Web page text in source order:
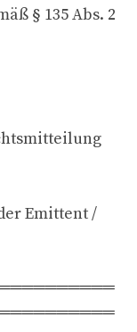
§ 135 Abs. 2
Emittent /